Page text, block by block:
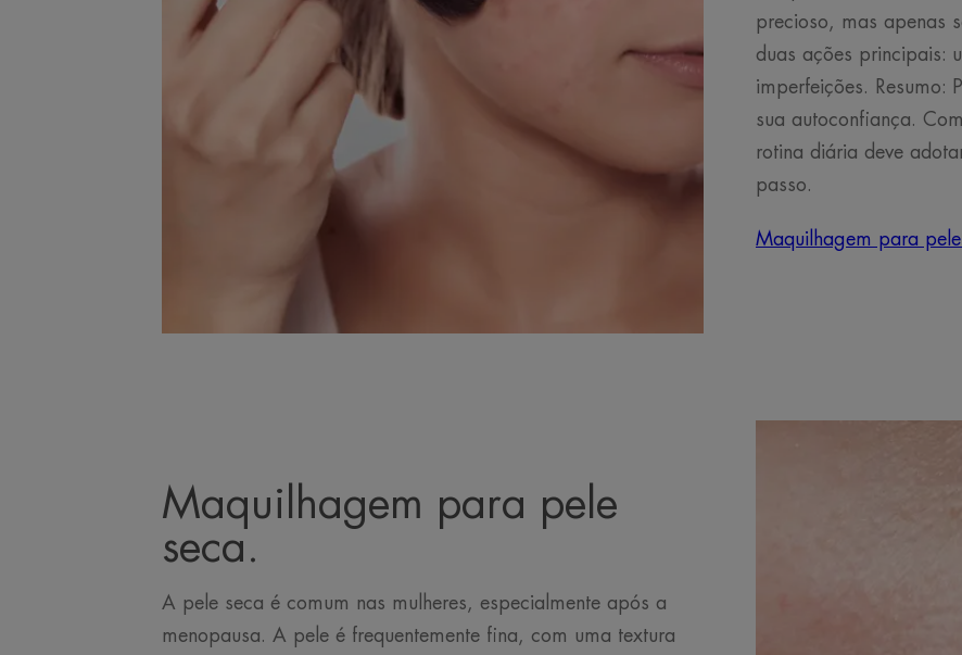
precioso, mas apenas
duas ações principais:
imperfeições. Resumo:
sua autoconfiança.
rotina diária deve
passo.
Maquilhagem para
Maquilhagem para pele
seca.
A pele seca é comum nas mulheres, especialmente após a
menopausa. A pele é frequentemente fina, com uma textura